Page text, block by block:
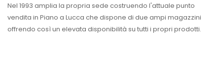
Nel 1993 amplia la propria sede costruendo l'attuale punto
vendita in Piano a Lucca che dispone di due ampi magazzini
offrendo così un elevata disponibilità su tutti i propri prodotti.